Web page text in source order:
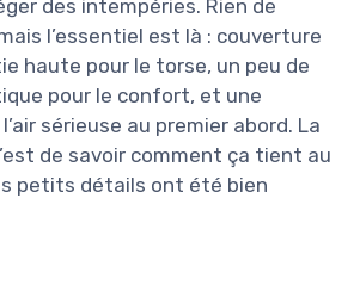
des intempéries. Rien de
l’essentiel est là : couverture
haute pour le torse, un peu de
pour le confort, et une
sérieuse au premier abord. La
de savoir comment ça tient au
petits détails ont été bien